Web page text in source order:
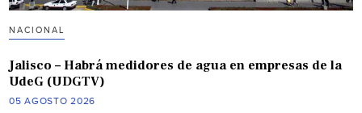
NACIONAL
Jalisco – Habrá medidores de agua en empresas de la
UdeG (UDGTV)
05 AGOSTO 2026